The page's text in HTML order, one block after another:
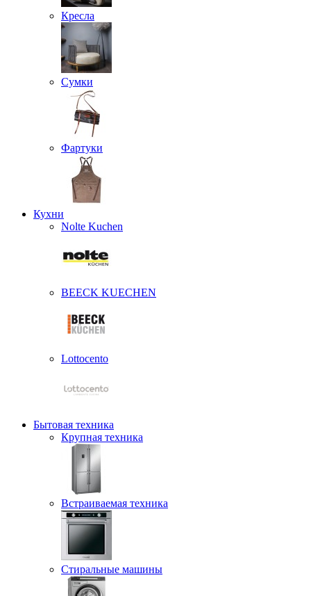
Кресла
Сумки
Фартуки
Кухни
Nolte Kuchen
BEECK KUECHEN
Lottocento
Бытовая техника
Крупная техника
Встраиваемая техника
Стиральные машины